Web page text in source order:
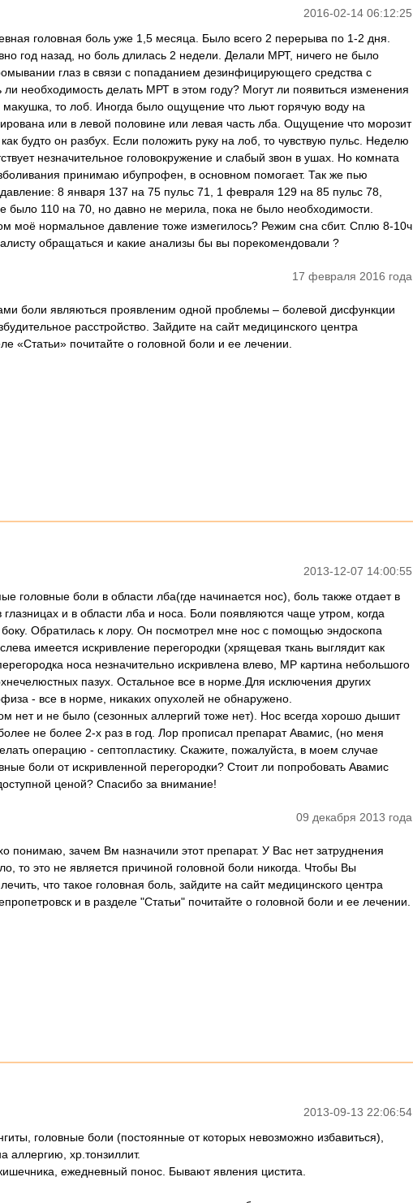
2016-02-14 06:12:25
головная боль уже 1,5 месяца. Было всего 2 перерыва по 1-2 дня.
год назад, но боль длилась 2 недели. Делали МРТ, ничего не было
глаз в связи с попаданием дезинфицирующего средства с
необходимость делать МРТ в этом году? Могут ли появиться изменения
то лоб. Иногда было ощущение что льют горячую воду на
или в левой половине или левая часть лба. Ощущение что морозит
будто он разбух. Если положить руку на лоб, то чувствую пульс. Неделю
незначительное головокружение и слабый звон в ушах. Но комната
принимаю ибупрофен, в основном помогает. Так же пью
8 января 137 на 75 пульс 71, 1 февраля 129 на 85 пульс 78,
110 на 70, но давно не мерила, пока не было необходимости.
моё нормальное давление тоже измегилось? Режим сна сбит. Сплю 8-10ч
обращаться и какие анализы бы вы порекомендовали ?
17 февраля 2016 года
боли являються проявленим одной проблемы – болевой дисфункции
расстройство. Зайдите на сайт медицинского центра
«Статьи» почитайте о головной боли и ее лечении.
2013-12-07 14:00:55
головные боли в области лба(где начинается нос), боль также отдает в
глазницах и в области лба и носа. Боли появляются чаще утром, когда
Обратилась к лору. Он посмотрел мне нос с помощью эндоскопа
имеется искривление перегородки (хрящевая ткань выглядит как
носа незначительно искривлена влево, МР картина небольшого
пазух. Остальное все в норме.Для исключения других
- все в норме, никаких опухолей не обнаружено.
нет и не было (сезонных аллергий тоже нет). Нос всегда хорошо дышит
не более 2-х раз в год. Лор прописал препарат Авамис, (но меня
операцию - септопластику. Скажите, пожалуйста, в моем случае
боли от искривленной перегородки? Стоит ли попробовать Авамис
ценой? Спасибо за внимание!
09 декабря 2013 года
понимаю, зачем Вм назначили этот препарат. У Вас нет затруднения
то это не является причиной головной боли никогда. Чтобы Вы
что такое головная боль, зайдите на сайт медицинского центра
и в разделе "Статьи" почитайте о головной боли и ее лечении.
2013-09-13 22:06:54
головные боли (постоянные от которых невозможно избавиться),
аллергию, хр.тонзиллит.
ежедневный понос. Бывают явления цистита.